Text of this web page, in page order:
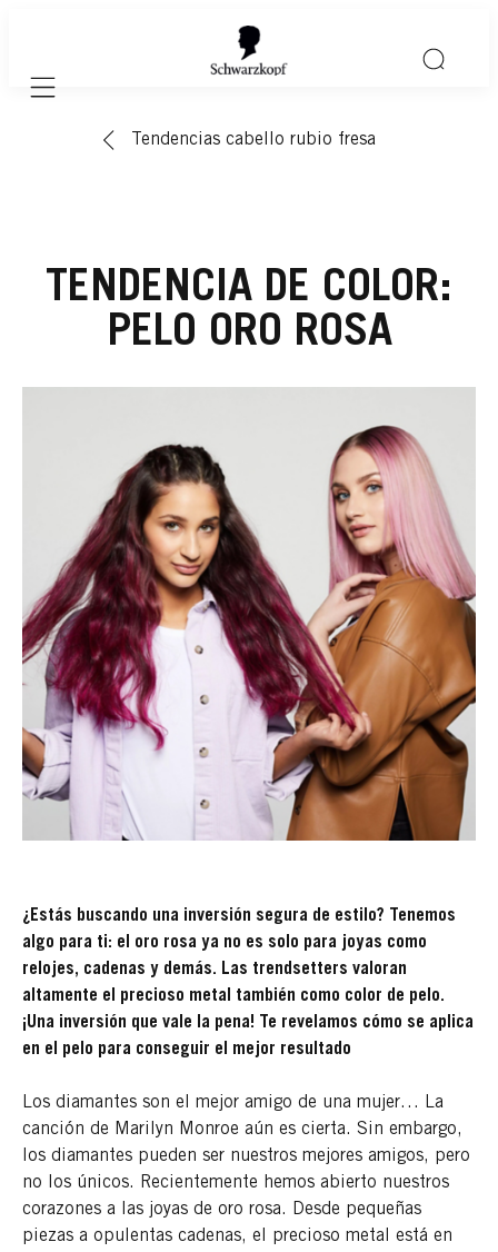
Mobile navigation
Tendencias cabello rubio fresa
TENDENCIA DE COLOR:
PELO ORO ROSA
¿Estás buscando una inversión segura de estilo? Tenemos
algo para ti: el oro rosa ya no es solo para joyas como
relojes, cadenas y demás. Las trendsetters valoran
altamente el precioso metal también como color de pelo.
¡Una inversión que vale la pena! Te revelamos cómo se aplica
en el pelo para conseguir el mejor resultado
Los diamantes son el mejor amigo de una mujer… La
canción de Marilyn Monroe aún es cierta. Sin embargo,
los diamantes pueden ser nuestros mejores amigos, pero
no los únicos. Recientemente hemos abierto nuestros
corazones a las joyas de oro rosa. Desde pequeñas
piezas a opulentas cadenas, el precioso metal está en